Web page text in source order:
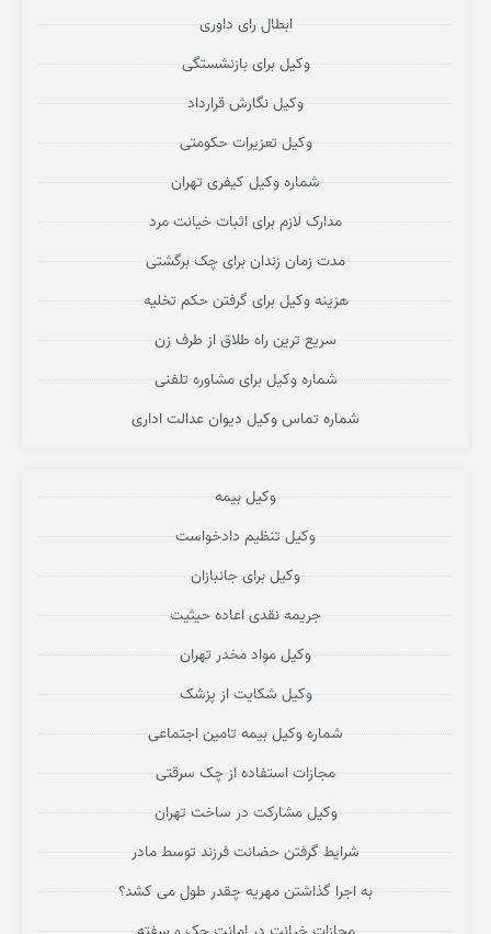
ابطال رای داوری
وکیل برای بازنشستگی
وکیل نگارش قرارداد
وکیل تعزیرات حکومتی
شماره وکیل کیفری تهران
مدارک لازم برای اثبات خیانت مرد
مدت زمان زندان برای چک برگشتی
هزینه وکیل برای گرفتن حکم تخلیه
سریع ترین راه طلاق از طرف زن
شماره وکیل برای مشاوره تلفنی
شماره تماس وکیل دیوان عدالت اداری
وکیل بیمه
وکیل تنظیم دادخواست
وکیل برای جانبازان
جریمه نقدی اعاده حیثیت
وکیل مواد مخدر تهران
وکیل شکایت از پزشک
شماره وکیل بیمه تامین اجتماعی
مجازات استفاده از چک سرقتی
وکیل مشارکت در ساخت تهران
شرایط گرفتن حضانت فرزند توسط مادر
به اجرا گذاشتن مهریه چقدر طول می کشد؟